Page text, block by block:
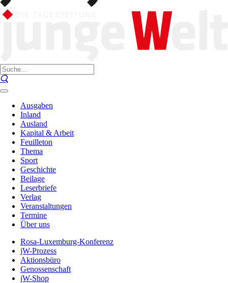
Ausgaben
Inland
Ausland
Kapital & Arbeit
Feuilleton
Thema
Sport
Geschichte
Beilage
Leserbriefe
Verlag
Veranstaltungen
Termine
Über uns
Rosa-Luxemburg-Konferenz
jW-Prozess
Aktionsbüro
Genossenschaft
jW-Shop